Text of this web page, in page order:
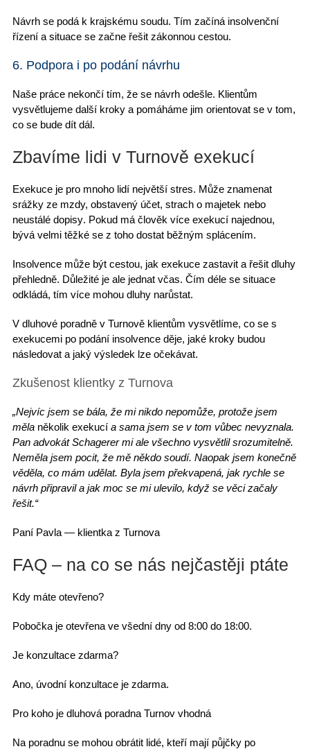
Návrh se podá k krajskému soudu. Tím začíná insolvenční
řízenía situace se začne řešit zákonnou cestou.
6. Podpora i po podání návrhu
Naše práce nekončí tím, že se návrh odešle. Klientům
vysvětlujeme další krokya pomáháme jim orientovat se v tom,
co se bude dít dál.
Zbavíme lidi v Turnově exekucí
Exekuce je pro mnoho lidí největší stres. Může znamenat
srážky ze mzdy, obstavený účet, strach o majetek nebo
neustálé dopisy. Pokud má člověk více exekucí najednou,
bývá velmi těžké se z toho dostat běžným splácením.
Insolvence může být cestou, jak exekuce zastavita řešit dluhy
přehledně. Důležité je ale jednat včas. Čím déle se situace
odkládá, tím více mohou dluhy narůstat.
V dluhové poradně v Turnověklientům vysvětlíme, co se s
exekucemi po podání insolvenceděje, jaké kroky budou
následovat a jaký výsledek lze očekávat.
Zkušenost klientky z Turnova
„Nejvíc jsem se bála, že mi nikdo nepomůže, protože jsem
měla několik exekucía sama jsem se v tom vůbec nevyznala.
Pan advokát Schagerer mi ale všechno vysvětlil srozumitelně.
Neměla jsem pocit, že mě někdo soudí. Naopak jsem konečně
věděla, co mám udělat. Byla jsem překvapená, jak rychle se
návrh připravil a jak moc se mi ulevilo, když se věci začaly
řešit.“
Paní Pavla— klientka z Turnova
FAQ – na co se nás nejčastěji ptáte
Kdy máte otevřeno?
Pobočka je otevřena ve všední dny od 8:00 do 18:00.
Je konzultace zdarma?
Ano, úvodní konzultace je zdarma.
Pro koho je dluhová poradna Turnov vhodná
Na poradnu se mohou obrátit lidé, kteří mají půjčky po